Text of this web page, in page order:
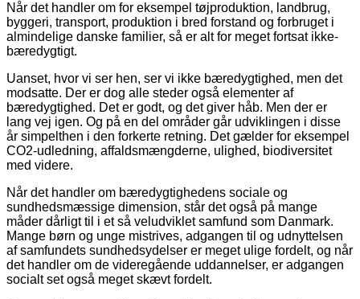
Når det handler om for eksempel tøjproduktion, landbrug,
byggeri, transport, produktion i bred forstand og forbruget i
almindelige danske familier, så er alt for meget fortsat ikke-
bæredygtigt.
Uanset, hvor vi ser hen, ser vi ikke bæredygtighed, men det
modsatte. Der er dog alle steder også elementer af
bæredygtighed. Det er godt, og det giver håb. Men der er
lang vej igen. Og på en del områder går udviklingen i disse
år simpelthen i den forkerte retning. Det gælder for eksempel
CO2-udledning, affaldsmængderne, ulighed, biodiversitet
med videre.
Når det handler om bæredygtighedens sociale og
sundhedsmæssige dimension, står det også på mange
måder dårligt til i et så veludviklet samfund som Danmark.
Mange børn og unge mistrives, adgangen til og udnyttelsen
af samfundets sundhedsydelser er meget ulige fordelt, og når
det handler om de videregående uddannelser, er adgangen
socialt set også meget skævt fordelt.